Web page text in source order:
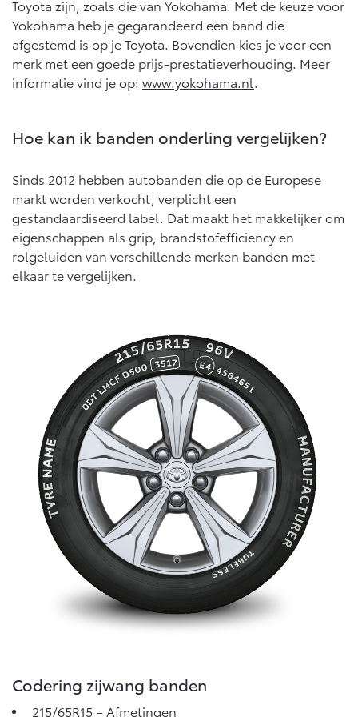
Proace (excl. BTW)
OOK ALS BATTERIJ-
ELEKTRISCH
Vanaf € 37.500,-
Proace Verso
BATTERIJ-ELEKTRISCH
Vanaf € 55.950,-
Proace Max (excl. BTW)
OOK ALS BATTERIJ-
ELEKTRISCH
Vanaf € 46.301,-
Hilux (excl. BTW)
OOK ALS BATTERIJ-
Vanaf € 56.570,-
Land Cruiser (excl. BTW)
Vanaf € 89.986,-
Toyota zijn, zoals die van Yokohama. Met de keuze voor
Yokohama heb je gegarandeerd een band die
afgestemd is op je Toyota. Bovendien kies je voor een
merk met een goede prijs-prestatieverhouding. Meer
informatie vind je op: www.yokohama.nl
Hoe kan ik banden onderling vergelijken?
Sinds 2012 hebben autobanden die op de Europese
markt worden verkocht, verplicht een
gestandaardiseerd label. Dat maakt het makkelijker om
eigenschappen als grip, brandstofefficiency en
rolgeluiden van verschillende merken banden met
elkaar te vergelijken.
Codering zijwang banden
215/65R15 = Afmetingen